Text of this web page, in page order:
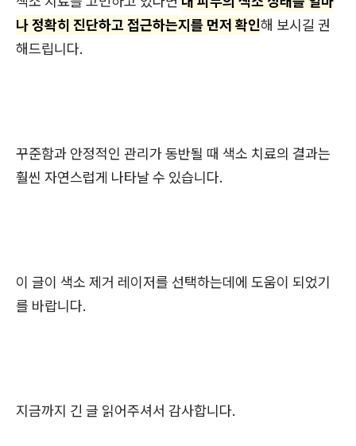
나 정확히 진단하고 접근하는지를 먼저 확인해 보시길 권
해드립니다.
꾸준함과 안정적인 관리가 동반될 때 색소 치료의 결과는
훨씬 자연스럽게 나타날 수 있습니다.
이 글이 색소 제거 레이저를 선택하는데에 도움이 되었기
를 바랍니다.
지금까지 긴 글 읽어주셔서 감사합니다.